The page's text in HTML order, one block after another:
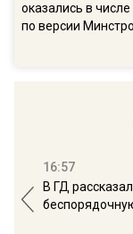
оказались в
по версии
16:57
В ГД